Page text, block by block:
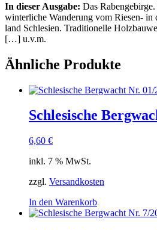
In die­ser Aus­ga­be: Das
win­ter­li­che Wan­de­rung vom Rie­sen-
land Schle­si­en. Tra­di­tio­nel­le
[…] u.v.m.
Ähnliche Produkte
Schlesische
6,60 €
inkl. 7 % MwSt.
zzgl. Versandkosten
In den Warenkorb